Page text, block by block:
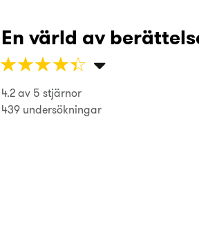
En värld av
☆☆☆☆☆
★★★★★
4.2 av 5 stjärnor
439 undersökningar
Bra för en övergripande samt